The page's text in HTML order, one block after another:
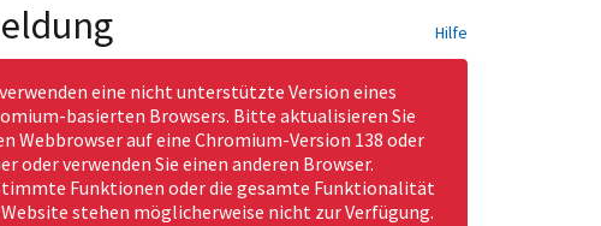
Hilfe
eine nicht unterstützte Version eines
basierten Browsers. Bitte aktualisieren Sie
Webbrowser auf eine Chromium-Version 138 oder
oder verwenden Sie einen anderen Browser.
Funktionen oder die gesamte Funktionalität
stehen möglicherweise nicht zur Verfügung.